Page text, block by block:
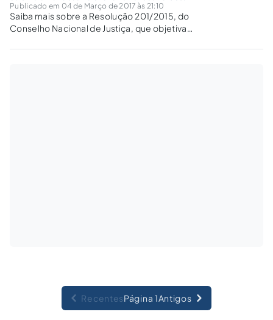
Publicado em 04 de Março de 2017 às 21:10
Saiba mais sobre a Resolução 201/2015, do
Conselho Nacional de Justiça, que objetiva
sustentabilidade a serem implantadas pelo
RecentesPágina 1Antigos